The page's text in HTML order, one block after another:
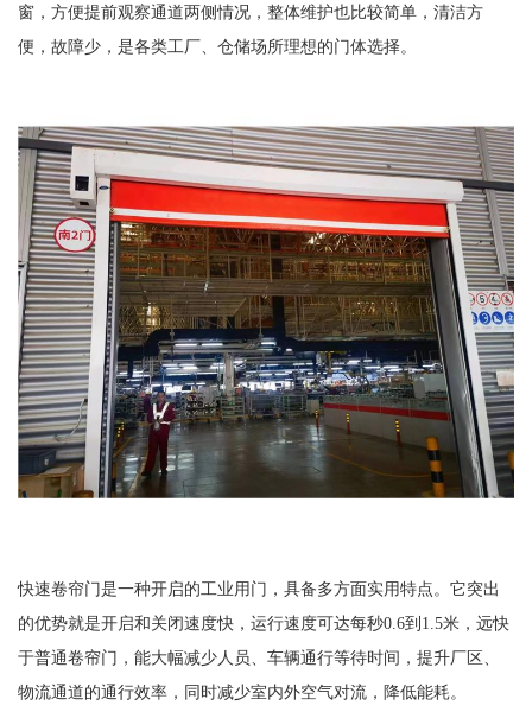
窗，方便提前观察通道两侧情况，整体维护也比较简单，清洁方
便，故障少，是各类工厂、仓储场所理想的门体选择。
快速卷帘门是一种开启的工业用门，具备多方面实用特点。它突出
的优势就是开启和关闭速度快，运行速度可达每秒0.6到1.5米，远快
于普通卷帘门，能大幅减少人员、车辆通行等待时间，提升厂区、
物流通道的通行效率，同时减少室内外空气对流，降低能耗。